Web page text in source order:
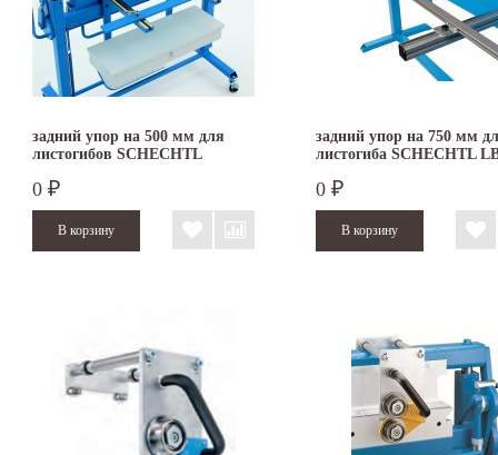
задний упор на 500 мм для
листогибов SCHECHTL
0 ₽
задний упор на 750 мм
листогиба SCHECHTL
0 ₽